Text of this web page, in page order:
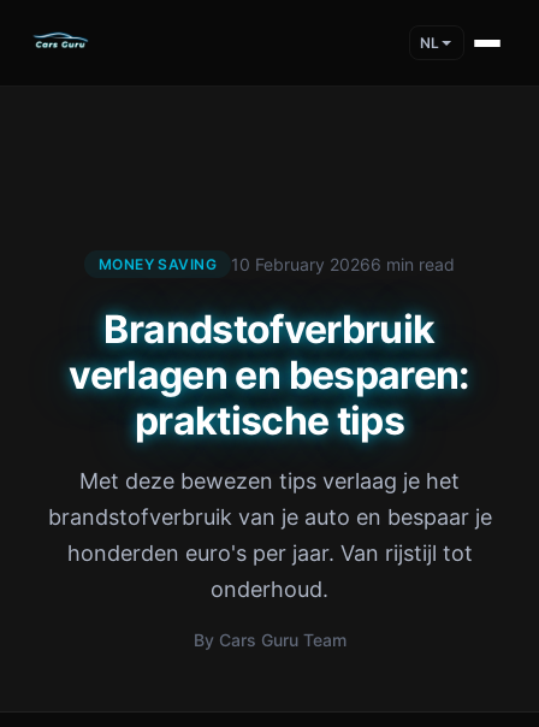
NL
MONEY SAVING 10 February 20266 min read
Brandstofverbruik
verlagen en besparen:
praktische tips
Met deze bewezen tips verlaag je het
brandstofverbruik van je auto en bespaar je
honderden euro's per jaar. Van rijstijl tot
onderhoud.
By Cars Guru Team